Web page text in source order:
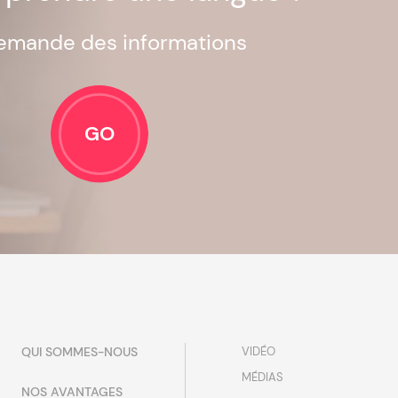
des informations
GO
QUI SOMMES-NOUS
NOS AVANTAGES
VIDÉO
MÉDIAS